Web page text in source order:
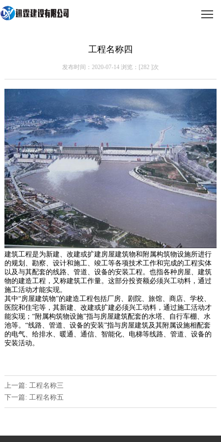
工程名称四
发布时间：2020-07-14 浏览：[282 ]次
建筑工程是为新建、改建或扩建房屋建筑物和附属构筑物设施所进行
的规划、勘察、设计和施工、竣工等各项技术工作和完成的工程实体
以及与其配套的线路、管道、设备的安装工程。也指各种房屋、建筑
物的建造工程，又称建筑工作量。这部分投资额必须兴工动料，通过
施工活动才能实现。
其中“房屋建筑物”的建造工程包括厂房、剧院、旅馆、商店、学校、
医院和住宅等，其新建、改建或扩建必须兴工动料，通过施工活动才
能实现；“附属构筑物设施”指与房屋建筑配套的水塔、自行车棚、水
池等。“线路、管道、设备的安装”指与房屋建筑及其附属设施相配套
的电气、给排水、暖通、通信、智能化、电梯等线路、管道、设备的
安装活动。
上一篇: 工程名称三
下一篇: 工程名称五